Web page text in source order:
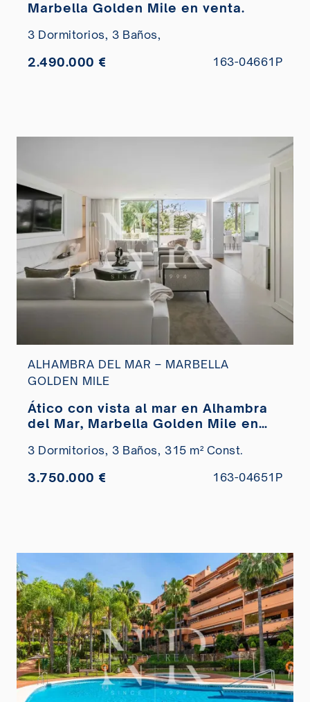
Marbella Golden Mile en venta.
3 Dormitorios, 3 Baños,
2.490.000 € 163-04661P
ALHAMBRA DEL MAR – MARBELLA
GOLDEN MILE
Ático con vista al mar en Alhambra
del Mar, Marbella Golden Mile en
3 Dormitorios, 3 Baños, 315 m² Const.
3.750.000 € 163-04651P